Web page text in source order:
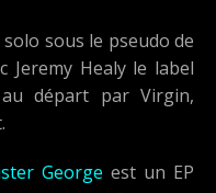
sous le pseudo de
Jeremy Healy le label
départ par Virgin,
George est un EP